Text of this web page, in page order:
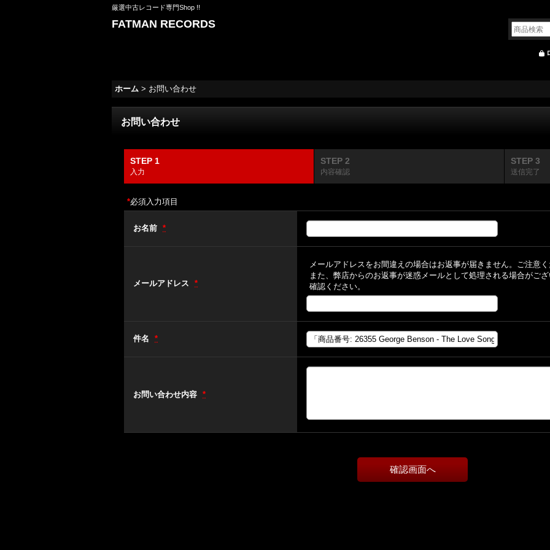
厳選中古レコード専門Shop !!
FATMAN RECORDS
ホーム > お問い合わせ
お問い合わせ
STEP 1
入力
STEP 2
内容確認
STEP 3
送信完了
*必須入力項目
お名前 *
メールアドレス *
メールアドレスをお間違えの場合はお返事が届きません。ご注意く
また、弊店からのお返事が迷惑メールとして処理される場合がご
確認ください。
件名 *
お問い合わせ内容 *